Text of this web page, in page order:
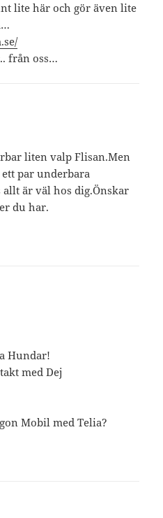
lite här och gör även lite
från oss…
liten valp Flisan.Men
par underbara
är väl hos dig.Önskar
du har.
Hundar!
med Dej
Mobil med Telia?